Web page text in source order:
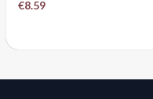
€8.59